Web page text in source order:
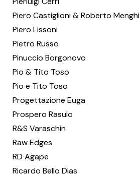
Piero Castiglioni & Roberto Menghi
Piero Lissoni
Pietro Russo
Pinuccio Borgonovo
Pio & Tito Toso
Pio e Tito Toso
Progettazione Euga
Prospero Rasulo
R&S Varaschin
Raw Edges
RD Agape
Ricardo Bello Dias